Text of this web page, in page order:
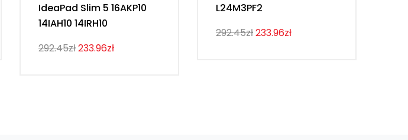
IdeaPad Slim 5 16AKP10
14IAH10 14IRH10
292.45zł233.96zł
L24M3PF2
292.45zł233.96zł